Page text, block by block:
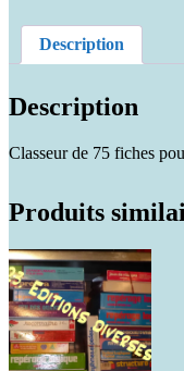
Description
Description
Classeur de 75 fiches
Produits